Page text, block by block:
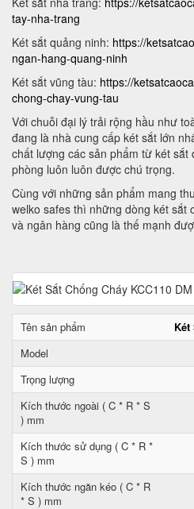
tay-nha-trang
Két sắt quảng ninh: https://
ngan-hang-quang-ninh
Két sắt vũng tàu: https://
chong-chay-vung-tau
Với chuỗi đại lý trải rộng hầu như
đang là nhà cung cấp két sắt lớn
chất lượng các sản phẩm từ két sắt
phòng luôn luôn được chú trọng.
Cùng với những sản phẩm mang
welko safes thì những dòng két sắt
và ngân hàng cũng là thế mạnh
Tên sản phẩm
Két
Model
Trọng lượng
Kích thước ngoài ( C * R * S
) mm
Kích thước sử dụng ( C * R *
S ) mm
Kích thước ngăn kéo ( C * R
* S ) mm